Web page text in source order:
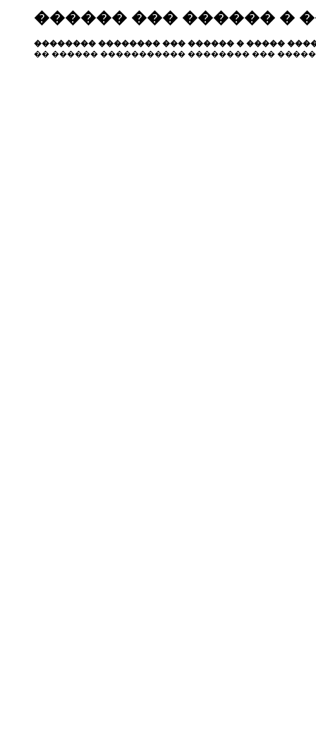
������ ��� ������ �
�������� �������� ��� ������ � �����
�� ������ ����������� �������� ���